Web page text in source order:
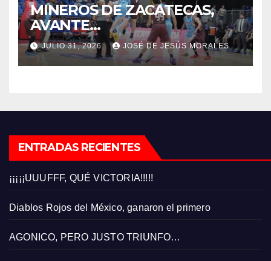
MINEROS DE ZACATECAS,
AVANTE…
JULIO 31, 2026 JOSÉ DE JESÚS MORALES
ENTRADAS RECIENTES
¡¡¡¡¡UUUFFF, QUÉ VICTORIA!!!!!
Diablos Rojos del México, ganaron el primero
AGONICO, PERO JUSTO TRIUNFO…